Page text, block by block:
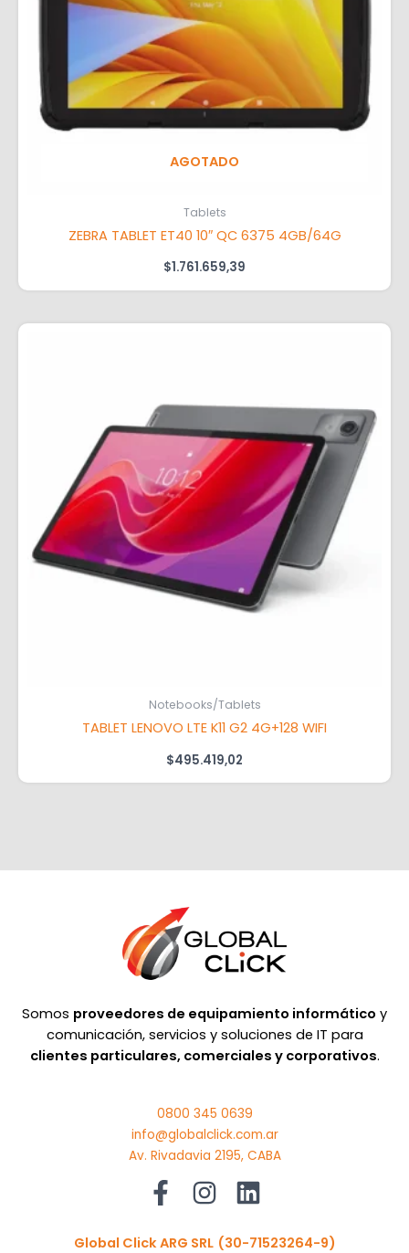
AGOTADO
Tablets
ZEBRA TABLET ET40 10″ QC 6375 4GB/64G
$1.761.659,39
Notebooks/Tablets
TABLET LENOVO LTE K11 G2 4G+128 WIFI
$495.419,02
Somos proveedores de equipamiento informático y
comunicación, servicios y soluciones de IT para
clientes particulares, comerciales y corporativos.
0800 345 0639
info@globalclick.com.ar
Av. Rivadavia 2195, CABA
Global Click ARG SRL (30-71523264-9)